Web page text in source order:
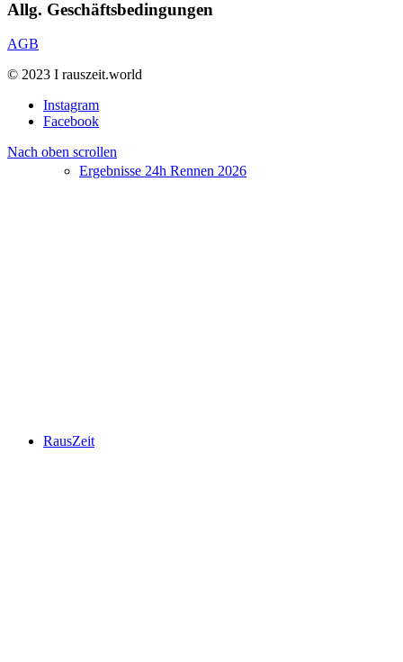
Ergebnisse 24h Rennen 2026
RausZeit
Allg. Geschäftsbedingungen
AGB
© 2023 I rauszeit.world
Instagram
Facebook
Nach oben scrollen